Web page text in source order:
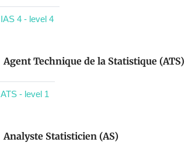
IAS 4 - level 4
Agent Technique de la Statistique (ATS)
ATS - level 1
Analyste Statisticien (AS)